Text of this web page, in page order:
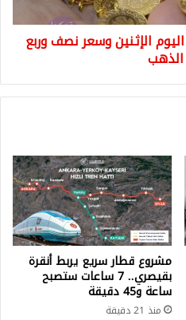
الإثنين وسعر نصف وربع
الذهب
مشروع قطار سريع يربط أنقرة
بقيصري.. 7 ساعات ستصبح
ساعة و45 دقيقة
منذ 21 دقيقة